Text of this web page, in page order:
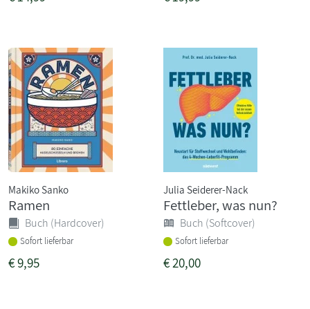
Makiko Sanko
Ramen
Buch (Hardcover)
Sofort lieferbar
€9,95
Julia Seiderer-Nack
Fettleber, was nun?
Buch (Softcover)
Sofort lieferbar
€20,00